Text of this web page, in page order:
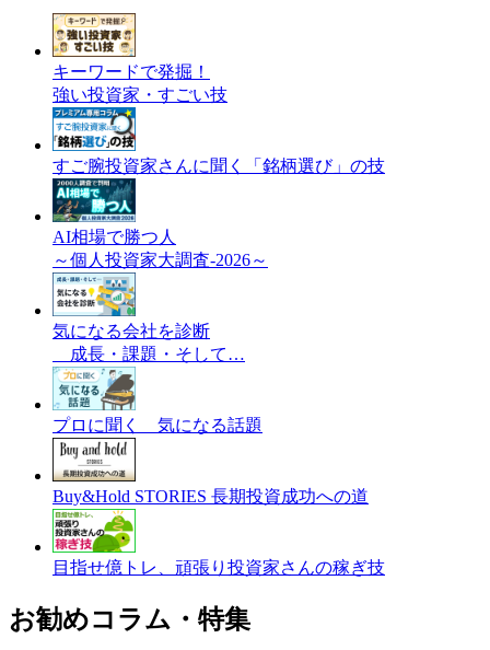
キーワードで発掘！
強い投資家・すごい技
すご腕投資家さんに聞く「銘柄選び」の技
AI相場で勝つ人
～個人投資家大調査-2026～
気になる会社を診断
成長・課題・そして…
プロに聞く 気になる話題
Buy&Hold STORIES 長期投資成功への道
目指せ億トレ、頑張り投資家さんの稼ぎ技
お勧めコラム・特集